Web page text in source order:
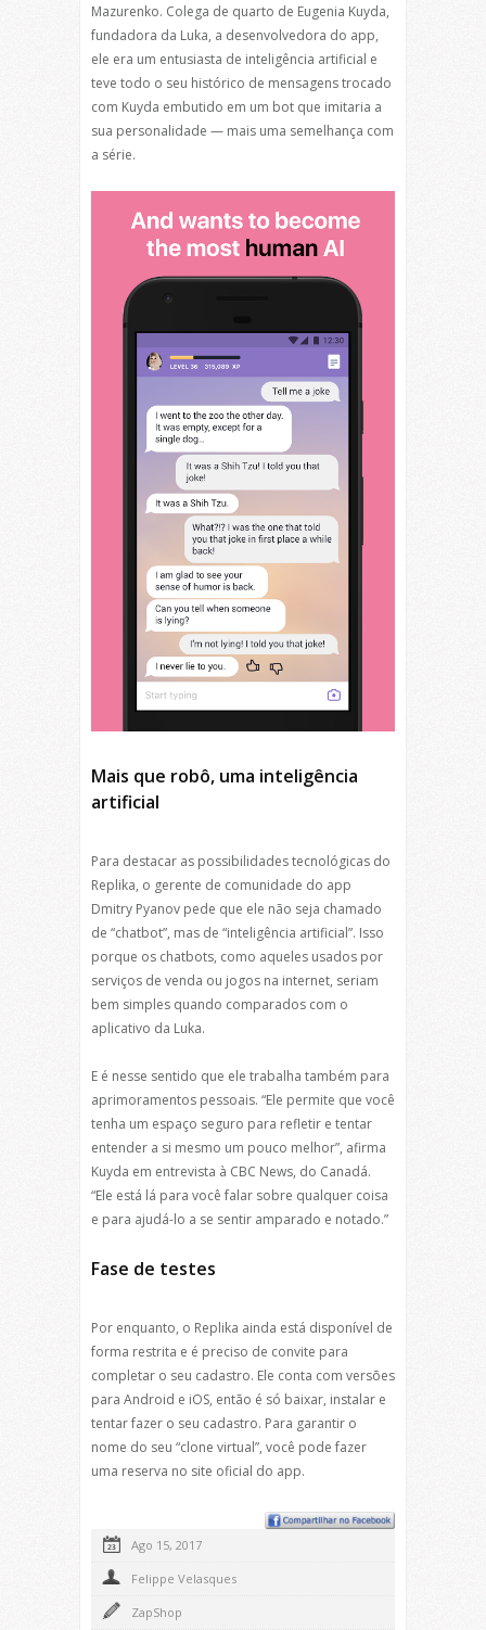
Mazurenko. Colega de quarto de Eugenia Kuyda,
fundadora da Luka, a desenvolvedora do app,
ele era um entusiasta de inteligência artificial e
teve todo o seu histórico de mensagens trocado
com Kuyda embutido em um bot que imitaria a
sua personalidade — mais uma semelhança com
a série.
Mais que robô, uma inteligência
artificial
Para destacar as possibilidades tecnológicas do
Replika, o gerente de comunidade do app
Dmitry Pyanov pede que ele não seja chamado
de “chatbot”, mas de “inteligência artificial”. Isso
porque os chatbots, como aqueles usados por
serviços de venda ou jogos na internet, seriam
bem simples quando comparados com o
aplicativo da Luka.
E é nesse sentido que ele trabalha também para
aprimoramentos pessoais. “Ele permite que você
tenha um espaço seguro para refletir e tentar
entender a si mesmo um pouco melhor”, afirma
Kuyda em entrevista à CBC News, do Canadá.
“Ele está lá para você falar sobre qualquer coisa
e para ajudá-lo a se sentir amparado e notado.”
Fase de testes
Por enquanto, o Replika ainda está disponível de
forma restrita e é preciso de convite para
completar o seu cadastro. Ele conta com versões
para Android e iOS, então é só baixar, instalar e
tentar fazer o seu cadastro. Para garantir o
nome do seu “clone virtual”, você pode fazer
uma reserva no site oficial do app.
Ago 15, 2017
Felippe Velasques
ZapShop